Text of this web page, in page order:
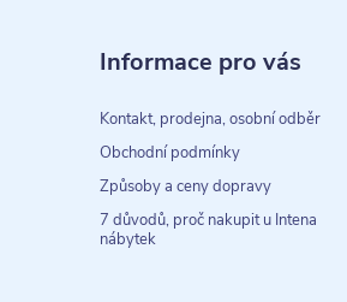
Informace pro vás
Kontakt, prodejna, osobní odběr
Obchodní podmínky
Způsoby a ceny dopravy
7 důvodů, proč nakupit u Intena
nábytek